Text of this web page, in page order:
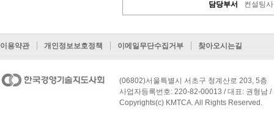
담당부서 컨설팅
이용약관 개인정보보호정책 이메일무단수집거부 찾아오시는길
(06802)서울특별시 서초구 청계산로 203, 5층
사업자등록번호: 220-82-00013 / 대표: 권형남
Copyrights(c) KMTCA. All Rights Reserved.